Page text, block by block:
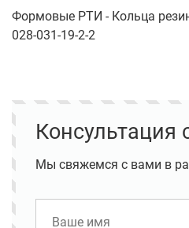
Формовые РТИ - Кольца
028-031-19-2-2
Консультация
Мы свяжемся с вами в